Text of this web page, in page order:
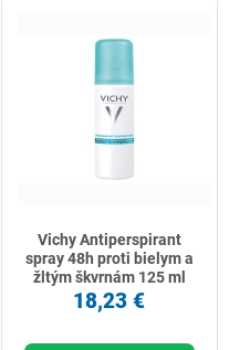
Vichy Antiperspirant
spray 48h proti bielym a
žltým škvrnám 125 ml
18,23 €